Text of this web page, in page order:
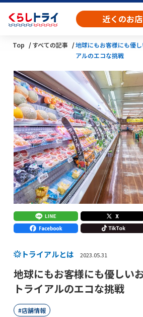
近くのお
Top すべての記事
地球にもお客様にも優
アルのエコな挑戦
トライアルとは 2023.05.31
地球にもお客様にも優しい
トライアルのエコな挑戦
店舗情報